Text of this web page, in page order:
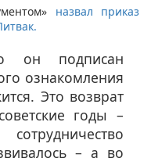
назвал приказ
он подписан
ознакомления
Это возврат
годы –
– а во